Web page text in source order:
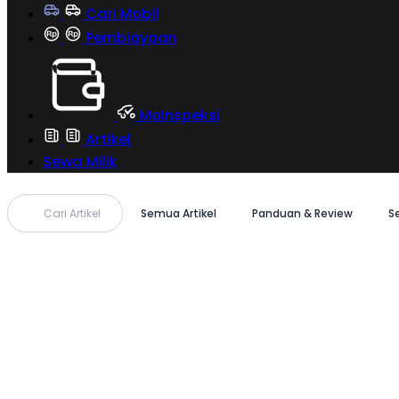
Cari Mobil
Pembiayaan
MoInspeksi
Artikel
Sewa Milik
Cari Artikel Semua Artikel Panduan & Review